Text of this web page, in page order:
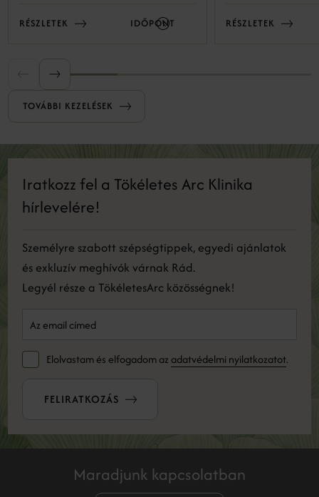
természetes öngyógyulási folyamataira épít:
kontrollált mélységben és intenzitással
RÉSZLETEK IDŐPONT RÉSZLETEK
TOVÁBBI KEZELÉSEK
Iratkozz fel a Tökéletes Arc Klinika
hírlevelére!
Személyre szabott szépségtippek, egyedi ajánlatok
és exkluzív meghívók várnak Rád.
Legyél része a TökéletesArc közösségnek!
Elolvastam és elfogadom az adatvédelmi nyilatkozatot.
FELIRATKOZÁS
Maradjunk kapcsolatban